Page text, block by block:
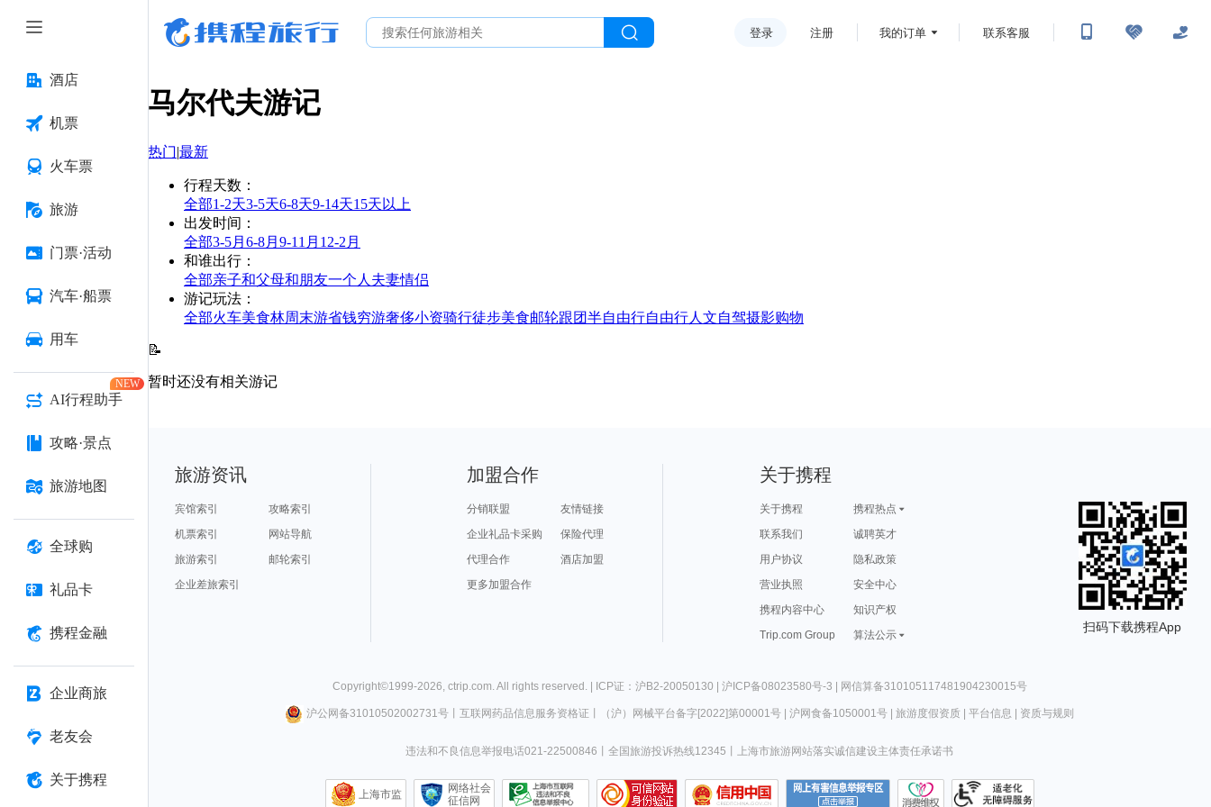
酒店
机票
火车票
旅游
门票·活动
汽车·船票
用车
AI行程助手
NEW
攻略·景点
旅游地图
全球购
礼品卡
携程金融
企业商旅
老友会
关于携程
登录 注册 我的订单 联系客服
马尔代夫游记
热门|最新
行程天数 ：
全部1-2天3-5天6-8天9-14天15天以上
出发时间 ：
全部3-5月 6-8月 9-11月 12-2月
和谁出行 ：
全部亲子和父母和朋友一个人 夫妻情侣
游记玩法 ：
全部火车美食林周末游省钱穷游奢侈小资骑行徒步美食邮轮跟团半自由行自由行人文自驾摄影购物
📝
暂时还没有相关游记
旅游资讯
宾馆索引
攻略索引
机票索引
网站导航
旅游索引
邮轮索引
企业差旅索引
加盟合作
分销联盟
友情链接
企业礼品卡采购
保险代理
代理合作
酒店加盟
更多加盟合作
关于携程
关于携程
携程热点
联系我们
诚聘英才
用户协议
隐私政策
营业执照
安全中心
携程内容中心
知识产权
Trip.com Group
算法公示
扫码下载携程App
Copyright©1999-2026, ctrip.com. All rights reserved. | ICP证：沪B2-20050130 | 沪ICP备08023580号-3 | 网信算备310105117481904230015号
沪公网备31010502002731号丨 互联网药品信息服务资格证 （沪）网械平台备字[2022]第00001号| 沪网食备1050001号| 旅游度假资质| 平台信息 资质与规则
违法和不良信息举报电话021-22500846 全国旅游投诉热线12345 上海市旅游网站落实诚信建设主体责任承诺书
上海市监
网络社会
征信网